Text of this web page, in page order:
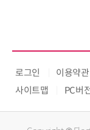
로그인 이용약관
사이트맵
PC버